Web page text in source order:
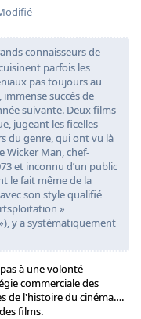
connaisseurs de
parfois les
pas toujours au
immense succès de
­suivante. Deux films
jugeant les ficelles
du genre, qui ont vu là
Wicker Man, chef-
et inconnu d’un public
le fait même de la
son style qualifié
»
y a systématiquement
à une volonté
commerciale des
de l'histoire du cinéma….
films.